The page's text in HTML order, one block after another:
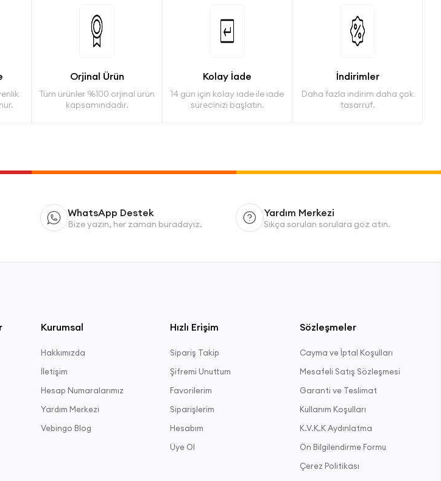
Orjinal Ürün
Tüm ürünler %100 orjinal ürün
kapsamındadır.
Kolay İade
14 gün için kolay iade ile iade
sürecinizi başlatın.
İndirimler
Daha fazla indirim daha çok
tasarruf.
WhatsApp Destek
Bize yazın, her zaman buradayız.
Yardım Merkezi
Sıkça sorulan sorulara göz atın.
Kurumsal
Hakkımızda
İletişim
Hesap Numaralarımız
Yardım Merkezi
Vebingo Blog
Hızlı Erişim
Sipariş Takip
Şifremi Unuttum
Favorilerim
Siparişlerim
Hesabım
Üye Ol
Sözleşmeler
Cayma ve İptal Koşulları
Mesafeli Satış Sözleşmesi
Garanti ve Teslimat
Kullanım Koşulları
K.V.K.K Aydınlatma
Ön Bilgilendirme Formu
Çerez Politikası